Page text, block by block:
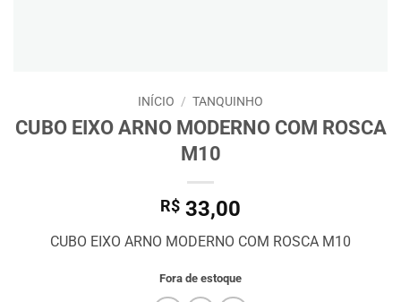
INÍCIO / TANQUINHO
CUBO EIXO ARNO MODERNO COM ROSCA
M10
R$ 33,00
CUBO EIXO ARNO MODERNO COM ROSCA M10
Fora de estoque